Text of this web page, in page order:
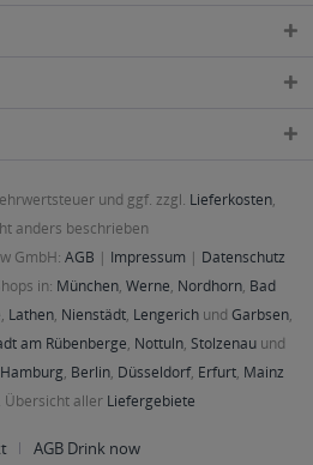
und ggf. zzgl. Lieferkosten,
anders beschrieben
GmbH: AGB | Impressum | Datenschutz
in: München, Werne, Nordhorn, Bad
, Lathen, Nienstädt, Lengerichund Garbsen,
am Rübenberge, Nottuln, Stolzenau und
Hamburg, Berlin, Düsseldorf, Erfurt, Mainz
Übersicht aller Liefergebiete
AGB Drink now